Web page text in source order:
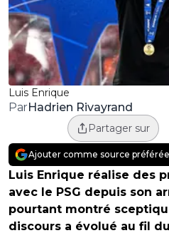
Luis Enrique
ParHadrien Rivayrand
Partager sur
Ajouter comme source
Luis Enrique réalise des
avec le PSG depuis son
pourtant montré
discours a évolué au fil